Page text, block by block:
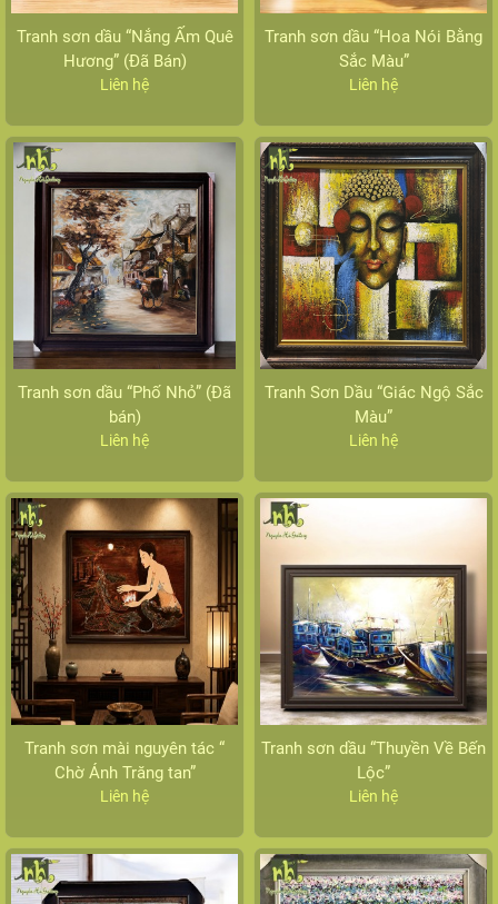
Tranh sơn dầu “Nắng Ấm Quê
Hương” (Đã Bán)
Liên hệ
Tranh sơn dầu “Hoa Nói Bằng
Sắc Màu”
Liên hệ
Tranh sơn dầu “Phố Nhỏ” (Đã
bán)
Liên hệ
Tranh Sơn Dầu “Giác Ngộ Sắc
Màu”
Liên hệ
Tranh sơn mài nguyên tác “
Chờ Ánh Trăng tan”
Liên hệ
Tranh sơn dầu “Thuyền Về Bến
Lộc”
Liên hệ